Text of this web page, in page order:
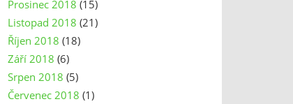
Prosinec 2018 (15)
Listopad 2018 (21)
Říjen 2018 (18)
Září 2018 (6)
Srpen 2018 (5)
Červenec 2018 (1)